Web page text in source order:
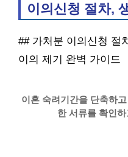
이의신청 절차,
## 가처분 이의신청 절
이의 제기 완벽 가이드
이혼 숙려기간을 단축하
한 서류를 확인